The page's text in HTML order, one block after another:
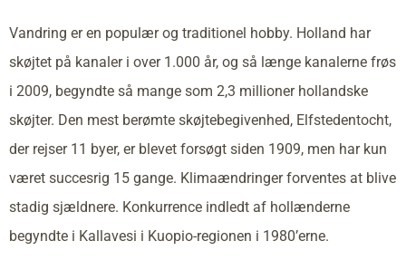
Vandring er en populær og traditionel hobby. Holland har
skøjtet på kanaler i over 1.000 år, og så længe kanalerne frøs
i 2009, begyndte så mange som 2,3 millioner hollandske
skøjter. Den mest berømte skøjtebegivenhed, Elfstedentocht,
der rejser 11 byer, er blevet forsøgt siden 1909, men har kun
været succesrig 15 gange. Klimaændringer forventes at blive
stadig sjældnere. Konkurrence indledt af hollænderne
begyndte i Kallavesi i Kuopio-regionen i 1980’erne.